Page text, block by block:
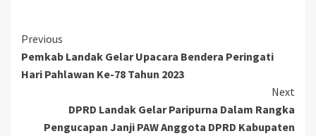
Continue
Reading
Previous
Pemkab Landak Gelar Upacara Bendera Peringati
Hari Pahlawan Ke-78 Tahun 2023
Next
DPRD Landak Gelar Paripurna Dalam Rangka
Pengucapan Janji PAW Anggota DPRD Kabupaten